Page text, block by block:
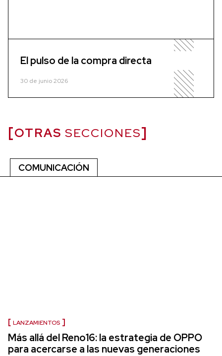
El pulso de la compra directa
30 de junio 2026
OTRAS SECCIONES
COMUNICACIÓN
LANZAMIENTOS
Más allá del Reno16: la estrategia de OPPO
para acercarse a las nuevas generaciones